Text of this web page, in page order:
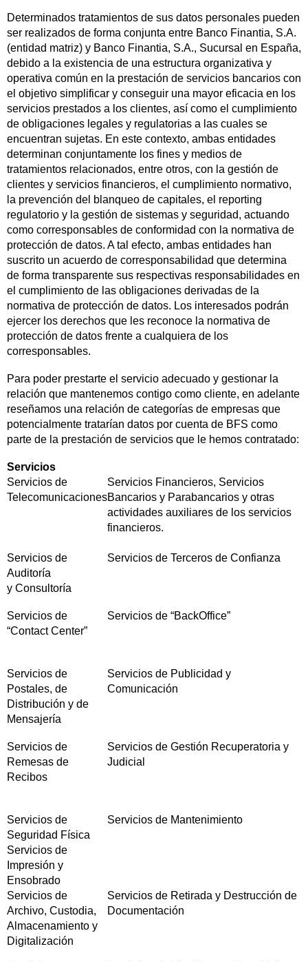
Determinados tratamientos de sus datos personales pueden
ser realizados de forma conjunta entre Banco Finantia, S.A.
(entidad matriz) y Banco Finantia, S.A., Sucursal en España,
debido a la existencia de una estructura organizativa y
operativa común en la prestación de servicios bancarios con
el objetivo simplificar y conseguir una mayor eficacia en los
servicios prestados a los clientes, así como el cumplimiento
de obligaciones legales y regulatorias a las cuales se
encuentran sujetas. En este contexto, ambas entidades
determinan conjuntamente los fines y medios de
tratamientos relacionados, entre otros, con la gestión de
clientes y servicios financieros, el cumplimiento normativo,
la prevención del blanqueo de capitales, el reporting
regulatorio y la gestión de sistemas y seguridad, actuando
como corresponsables de conformidad con la normativa de
protección de datos. A tal efecto, ambas entidades han
suscrito un acuerdo de corresponsabilidad que determina
de forma transparente sus respectivas responsabilidades en
el cumplimiento de las obligaciones derivadas de la
normativa de protección de datos. Los interesados podrán
ejercer los derechos que les reconoce la normativa de
protección de datos frente a cualquiera de los
corresponsables.
Para poder prestarte el servicio adecuado y gestionar la
relación que mantenemos contigo como cliente, en adelante
reseñamos una relación de categorías de empresas que
potencialmente tratarían datos por cuenta de BFS como
parte de la prestación de servicios que le hemos contratado:
Servicios
Servicios de
Telecomunicaciones
Servicios Financieros, Servicios
Bancarios y Parabancarios y otras
actividades auxiliares de los servicios
financieros.
Servicios de
Auditoría
y Consultoría
Servicios de Terceros de Confianza
Servicios de
“Contact Center”
Servicios de “BackOffice”
Servicios de
Postales, de
Distribución y de
Mensajería
Servicios de Publicidad y
Comunicación
Servicios de
Remesas de
Recibos
Servicios de Gestión Recuperatoria y
Judicial
Servicios de
Seguridad Física
Servicios de Mantenimiento
Servicios de
Impresión y
Ensobrado
Servicios de
Archivo, Custodia,
Almacenamiento y
Digitalización
Servicios de Retirada y Destrucción de
Documentación